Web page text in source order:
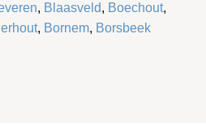
, Blaasveld, Boechout,
, Bornem, Borsbeek